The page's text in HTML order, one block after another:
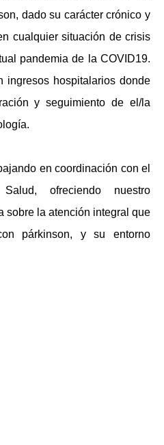
dado su carácter crónico y
cualquier situación de crisis
pandemia de la COVID19.
ingresos hospitalarios donde
y seguimiento de el/la
en coordinación con el
ofreciendo nuestro
sobre la atención integral que
párkinson, y su entorno